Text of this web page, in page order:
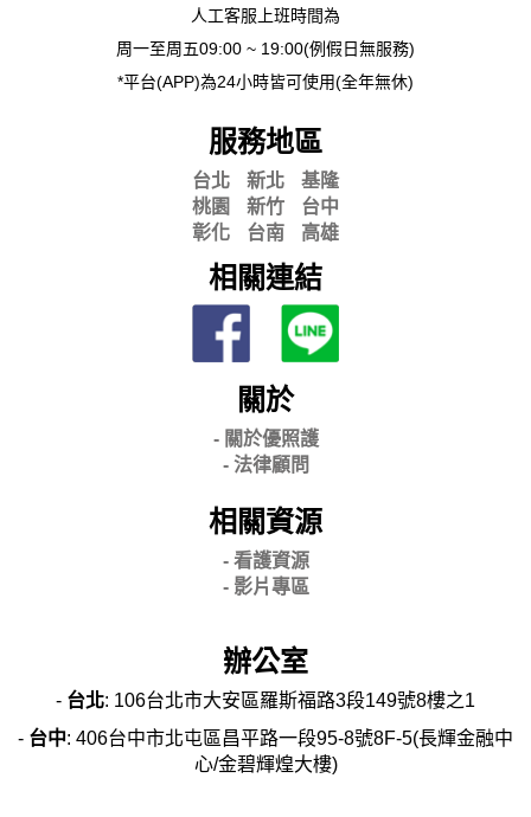
人工客服上班時間為
周一至周五09:00 ~ 19:00(例假日無服務)
*平台(APP)為24小時皆可使用(全年無休)
服務地區
台北 新北
基隆
桃園
新竹
台中
彰化
台南 高雄
相關連結
關於
- 關於優照護
- 法律顧問
相關資源
- 看護資源
- 影片專區
辦公室
- 台北: 106台北市大安區羅斯福路3段149號8樓之1
- 台中: 406台中市北屯區昌平路一段95-8號8F-5(長輝金融中
心/金碧輝煌大樓)